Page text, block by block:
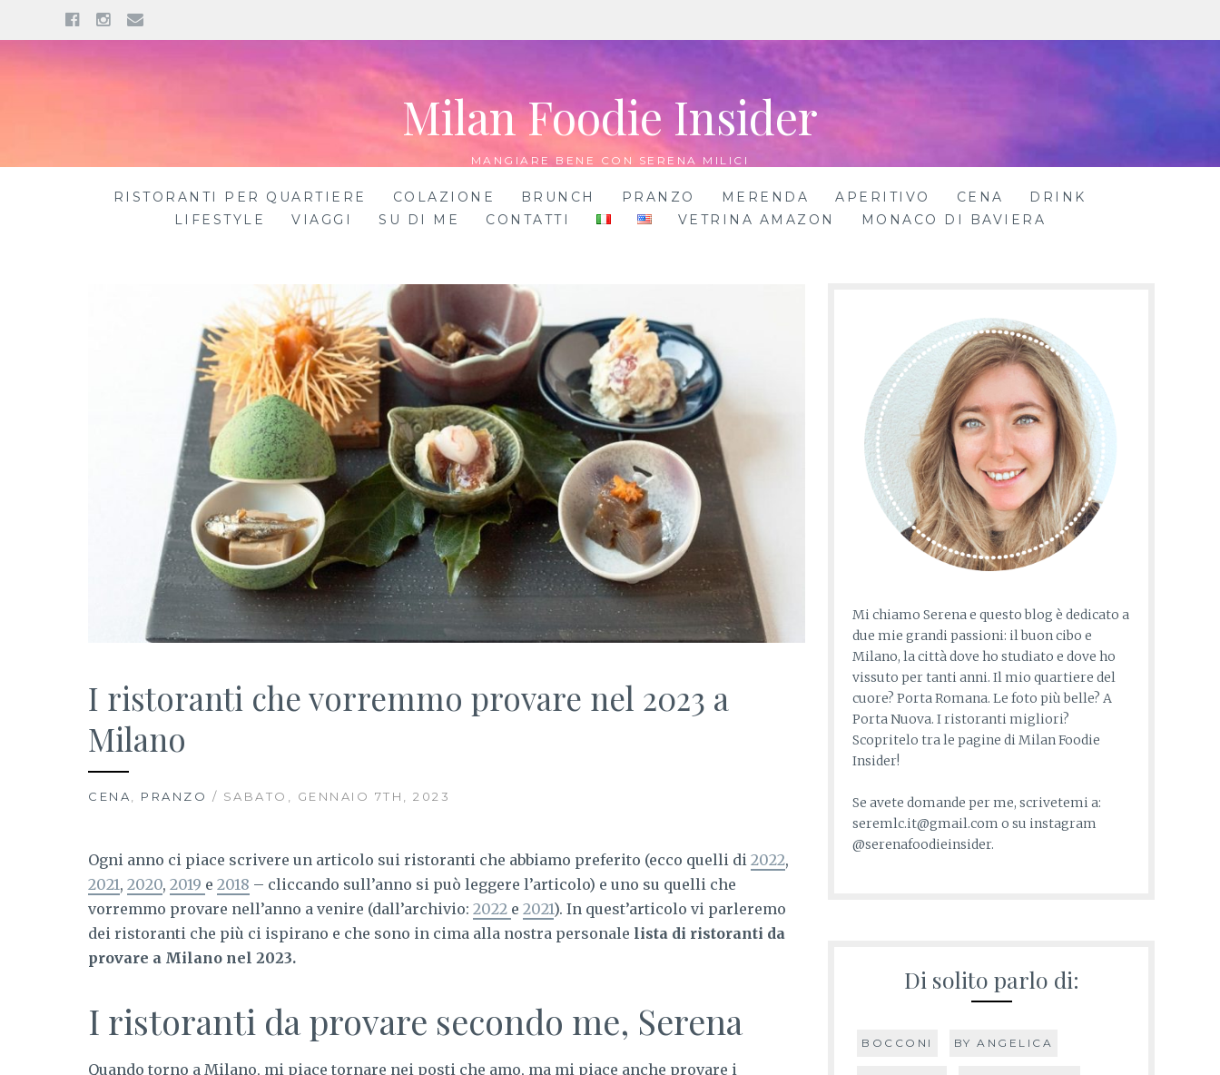
FacebookInstagram
Milan Foodie Insider
MANGIARE BENE CON SERENA MILICI
RISTORANTI PER QUARTIERE COLAZIONE BRUNCH PRANZO MERENDA APERITIVO CENA
DRINK
LIFESTYLE
VIAGGI SU DI ME CONTATTI VETRINA AMAZON MONACO DI BAVIERA
I ristoranti che vorremmo provare nel 2023 a
Milano
CENA PRANZO / SABATO, GENNAIO 7TH, 2023
Ogni anno ci piace scrivere un articolo sui ristoranti che abbiamo preferito (ecco quelli di 2022,
2021, 2020, 2019 e 2018 – cliccando sull’anno si può leggere l’articolo) e uno su quelli che
vorremmo provare nell’anno a venire (dall’archivio: 2022 e 2021). In quest’articolo vi parleremo
dei ristoranti che più ci ispirano e che sono in cima alla nostra personale lista di ristoranti da
provare a Milano nel 2023.
I ristoranti da provare secondo me, Serena
Quando torno a Milano, mi piace tornare nei posti che amo, ma mi piace anche provare i
Mi chiamo Serena e questo blog è dedicato a
due mie grandi passioni: il buon cibo e
Milano, la città dove ho studiato e dove ho
vissuto per tanti anni. Il mio quartiere del
cuore? Porta Romana. Le foto più belle? A
Porta Nuova. I ristoranti migliori?
Scopritelo tra le pagine di Milan Foodie
Insider!
Se avete domande per me, scrivetemi a:
seremlc.it@gmail.com o su instagram
@serenafoodieinsider.
Di solito parlo di:
BOCCONI BY ANGELICA